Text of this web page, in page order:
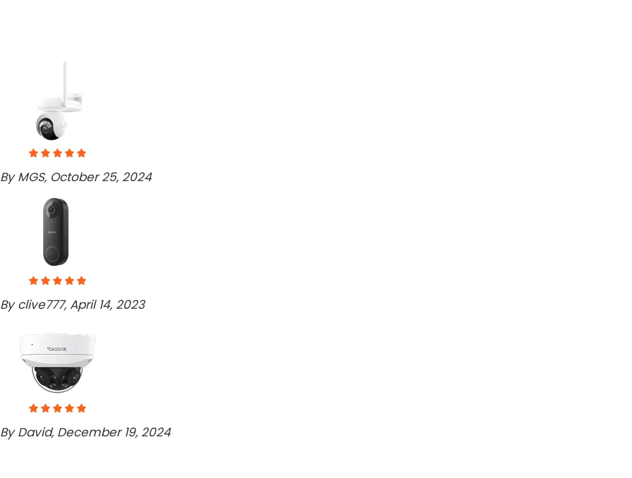
By MGS, October 25, 2024
By clive777, April 14, 2023
By David, December 19, 2024